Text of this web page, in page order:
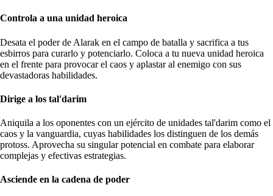
Controla a una unidad heroica
Desata el poder de Alarak en el campo de batalla y sacrifica a tus
esbirros para curarlo y potenciarlo. Coloca a tu nueva unidad heroica
en el frente para provocar el caos y aplastar al enemigo con sus
devastadoras habilidades.
Dirige a los tal'darim
Aniquila a los oponentes con un ejército de unidades tal'darim como el
caos y la vanguardia, cuyas habilidades los distinguen de los demás
protoss. Aprovecha su singular potencial en combate para elaborar
complejas y efectivas estrategias.
Asciende en la cadena de poder